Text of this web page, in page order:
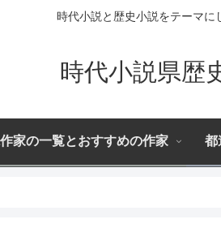
時代小説と歴史小説をテーマに
時代小説県歴
家の一覧とおすすめの作家 都